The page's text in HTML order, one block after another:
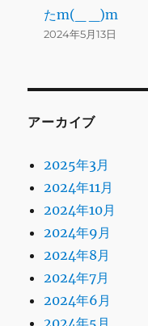
たm(_ _)m
2024年5月13日
アーカイブ
2025年3月
2024年11月
2024年10月
2024年9月
2024年8月
2024年7月
2024年6月
2024年5月